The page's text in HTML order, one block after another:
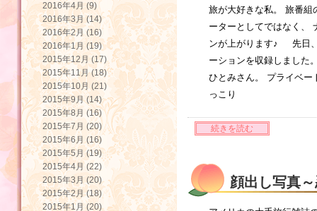
旅が大好きな私。 旅番
ーターとしてではなく、
ンが上がります♪ 先日
ーションを収録しました
ひとみさん。 プライベー
っこり
続きを読む
顔出し写真
2016年4月 (9)
2016年3月 (14)
2016年2月 (16)
2016年1月 (19)
2015年12月 (17)
2015年11月 (18)
2015年10月 (21)
2015年9月 (14)
2015年8月 (16)
2015年7月 (20)
2015年6月 (16)
2015年5月 (19)
2015年4月 (22)
2015年3月 (20)
2015年2月 (18)
2015年1月 (20)